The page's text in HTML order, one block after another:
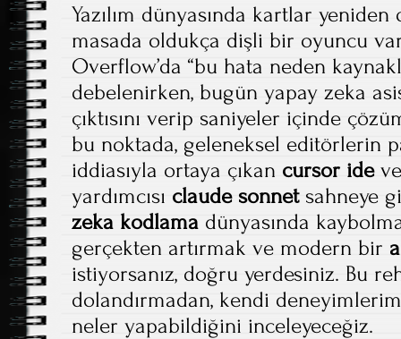
Yazılım dünyasında kartlar yeniden
masada oldukça dişli bir oyuncu
Overflow’da “bu hata neden
debelenirken, bugün yapay zeka
çıktısını verip saniyeler içinde
bu noktada, geleneksel editörlerin
iddiasıyla ortaya çıkan cursor ide
yardımcısı claude sonnetsahneye
zeka kodlama dünyasında
gerçekten artırmak ve modern bir
istiyorsanız, doğru yerdesiniz. Bu
dolandırmadan, kendi
neler yapabildiğini inceleyeceğiz.